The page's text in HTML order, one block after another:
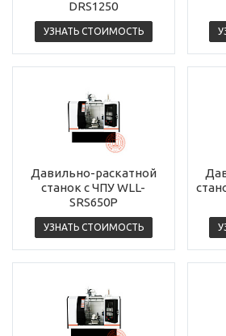
DRS1250
УЗНАТЬ СТОИМОСТЬ
Давильно-раскатной
станок с ЧПУ WLL-
SRS650P
УЗНАТЬ СТОИМОСТЬ